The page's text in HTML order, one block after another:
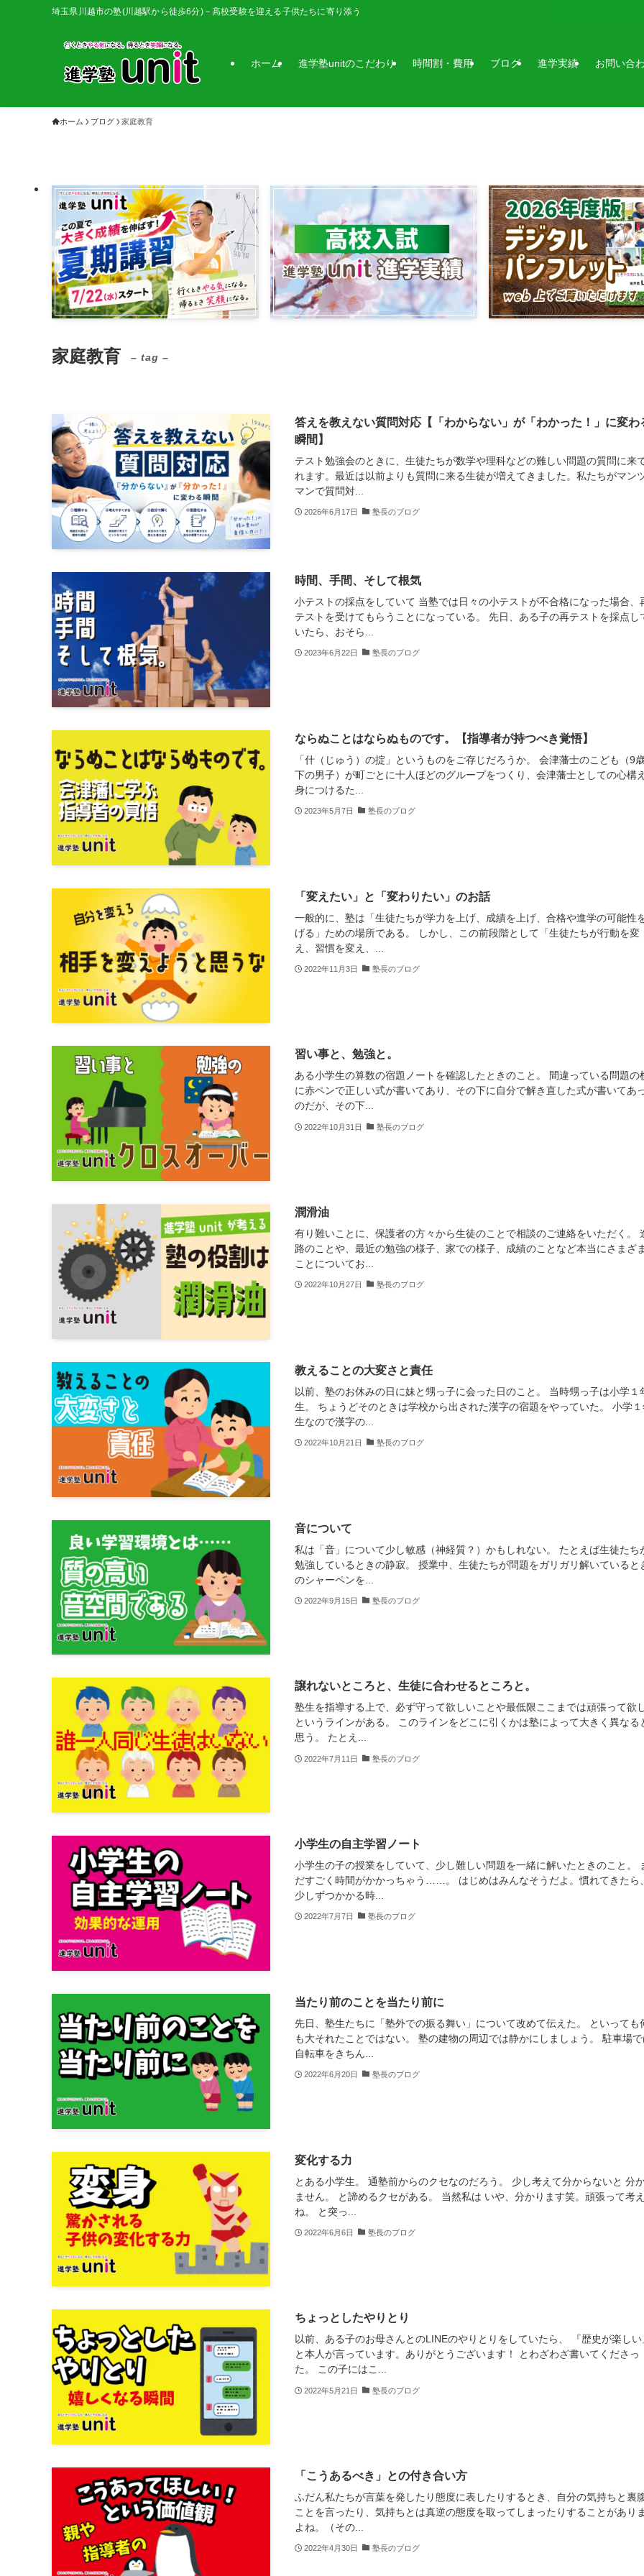
埼玉県川越市の塾(川越駅から徒歩6分)－高校受験を迎える子供たちに寄り添う
ホーム 進学塾unitのこだわり 時間割・費用 ブログ 進学実績 お問い合
ホーム ブログ 家庭教育
家庭教育 – tag –
答えを教えない質問対応【「わからない」が「わかった！」に変わ
瞬間】
テスト勉強会のときに、生徒たちが数学や理科などの難しい問題の質問に来
れます。最近は以前よりも質問に来る生徒が増えてきました。私たちがマン
マンで質問対...
2026年6月17日 塾長のブログ
時間、手間、そして根気
小テストの採点をしていて 当塾では日々の小テストが不合格になった場合、
テストを受けてもらうことになっている。 先日、ある子の再テストを採点し
いたら、おそら...
2023年6月22日 塾長のブログ
ならぬことはならぬものです。【指導者が持つべき覚悟】
「什（じゅう）の掟」というものをご存じだろうか。 会津藩士のこども（9
下の男子）が町ごとに十人ほどのグループをつくり、会津藩士としての心構
身につけるた...
2023年5月7日 塾長のブログ
「変えたい」と「変わりたい」のお話
一般的に、塾は「生徒たちが学力を上げ、成績を上げ、合格や進学の可能性
げる」ための場所である。 しかし、この前段階として「生徒たちが行動を変
え、習慣を変え、...
2022年11月3日 塾長のブログ
習い事と、勉強と。
ある小学生の算数の宿題ノートを確認したときのこと。 間違っている問題の
に赤ペンで正しい式が書いてあり、その下に自分で解き直した式が書いてあ
のだが、その下...
2022年10月31日 塾長のブログ
潤滑油
有り難いことに、保護者の方々から生徒のことで相談のご連絡をいただく。
路のことや、最近の勉強の様子、家での様子、成績のことなど本当にさまざ
ことについてお...
2022年10月27日 塾長のブログ
教えることの大変さと責任
以前、塾のお休みの日に妹と甥っ子に会った日のこと。 当時甥っ子は小学１
生。 ちょうどそのときは学校から出された漢字の宿題をやっていた。 小学
生なので漢字の...
2022年10月21日 塾長のブログ
音について
私は「音」について少し敏感（神経質？）かもしれない。 たとえば生徒たち
勉強しているときの静寂。 授業中、生徒たちが問題をガリガリ解いていると
のシャーペンを...
2022年9月15日 塾長のブログ
譲れないところと、生徒に合わせるところと。
塾生を指導する上で、必ず守って欲しいことや最低限ここまでは頑張って欲
というラインがある。 このラインをどこに引くかは塾によって大きく異なる
思う。 たとえ...
2022年7月11日 塾長のブログ
小学生の自主学習ノート
小学生の子の授業をしていて、少し難しい問題を一緒に解いたときのこと。
だすごく時間がかかっちゃう……。 はじめはみんなそうだよ。慣れてきたら、
少しずつかかる時...
2022年7月7日 塾長のブログ
当たり前のことを当たり前に
先日、塾生たちに「塾外での振る舞い」について改めて伝えた。 といっても
も大それたことではない。 塾の建物の周辺では静かにしましょう。 駐車場で
自転車をきちん...
2022年6月20日 塾長のブログ
変化する力
とある小学生。 通塾前からのクセなのだろう。 少し考えて分からないと 分
ません。 と諦めるクセがある。 当然私は いや、分かります笑。頑張って考
ね。 と突っ...
2022年6月6日 塾長のブログ
ちょっとしたやりとり
以前、ある子のお母さんとのLINEのやりとりをしていたら、 『歴史が楽しい
と本人が言っています。ありがとうございます！ とわざわざ書いてくださっ
た。 この子にはこ...
2022年5月21日 塾長のブログ
「こうあるべき」との付き合い方
ふだん私たちが言葉を発したり態度に表したりするとき、自分の気持ちと裏
ことを言ったり、気持ちとは真逆の態度を取ってしまったりすることがあり
よね。（その...
2022年4月30日 塾長のブログ